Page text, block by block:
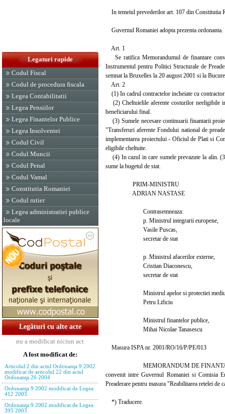
Legaturi rapide
Codul Fiscal
Codul de procedura fiscala
Legea Contabilitatii
Legea Pensiilor
Legea Finantelor Publice
Legea Insolventei
Codul Civil
Codul Muncii
Codul Penal
Codul Vamal
Constitutia Romaniei
Codul rutier
Legea administratiei publice
locale
Legături cu alte acte
nu a modificat niciun act
A fost modificat de:
Articolul 2 din actul Ordonanţa 9 2002
modificat de articolul 22 din actul
Ordonanţa 26 2004
Ordonanţa 9 2002 modificat de Legea
412 2003
Ordonanţa 9 2002 modificat de Legea
395 2003
In temeiul prevederilor art. 107 din Constitutia
Guvernul Romaniei adopta prezenta ordonanta.
Art. 1
Se ratifica Memorandumul de finantare
Instrumentul pentru Politici Structurale de
semnat la Bruxelles la 20 august 2001 si la
Art. 2
(1) In cadrul contractelor incheiate cu
(2) Cheltuielile aferente costurilor neeligibile
beneficiarului final.
(3) Sumele necesare continuarii finantarii
"Transferuri aferente Fondului national de
implementarea proiectului - Oficiul de Plati si
eligibile cheltuite.
(4) In cazul in care sumele prevazute la alin.
sume la bugetul de stat.
PRIM-MINISTRU
ADRIAN NASTASE
Contrasemneaza:
p. Ministrul integrarii europene,
Vasile Puscas,
secretar de stat
p. Ministrul afacerilor externe,
Cristian Diaconescu,
secretar de stat
Ministrul apelor si protectiei
Petru Lificiu
Ministrul finantelor publice,
Mihai Nicolae Tanasescu
Masura ISPA nr. 2001/RO/16/P/PE/013
MEMORANDUM DE
convenit intre Guvernul Romaniei si Comisia
Preaderare pentru masura "Reabilitarea retelei de
*) Traducere.